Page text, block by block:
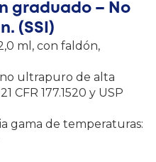
graduado – No
(SSI)
ml, con faldón,
ultrapuro de alta
CFR 177.1520 y USP
gama de temperaturas: